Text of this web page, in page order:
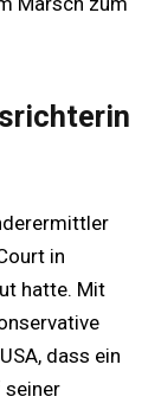
in
hatte. Mit
dass ein
seiner